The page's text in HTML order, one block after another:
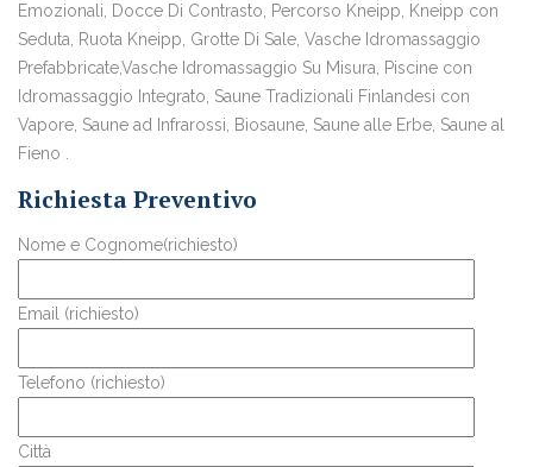
Emozionali, Docce Di Contrasto, Percorso Kneipp, Kneipp con
Seduta, Ruota Kneipp, Grotte Di Sale, Vasche Idromassaggio
Prefabbricate,Vasche Idromassaggio Su Misura, Piscine con
Idromassaggio Integrato, Saune Tradizionali Finlandesi con
Vapore, Saune ad Infrarossi, Biosaune, Saune alle Erbe, Saune al
Fieno .
Richiesta Preventivo
Nome e Cognome(richiesto)
Email (richiesto)
Telefono (richiesto)
Città